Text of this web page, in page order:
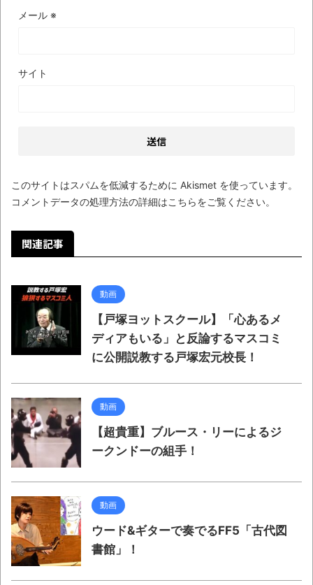
メール ※
サイト
このサイトはスパムを低減するために Akismet を使っています。
コメントデータの処理方法の詳細はこちらをご覧ください。
関連記事
動画
【戸塚ヨットスクール】「心あるメ
ディアもいる」と反論するマスコミ
に公開説教する戸塚宏元校長！
動画
【超貴重】ブルース・リーによるジ
ークンドーの組手！
動画
ウード&ギターで奏でるFF5「古代図
書館」！